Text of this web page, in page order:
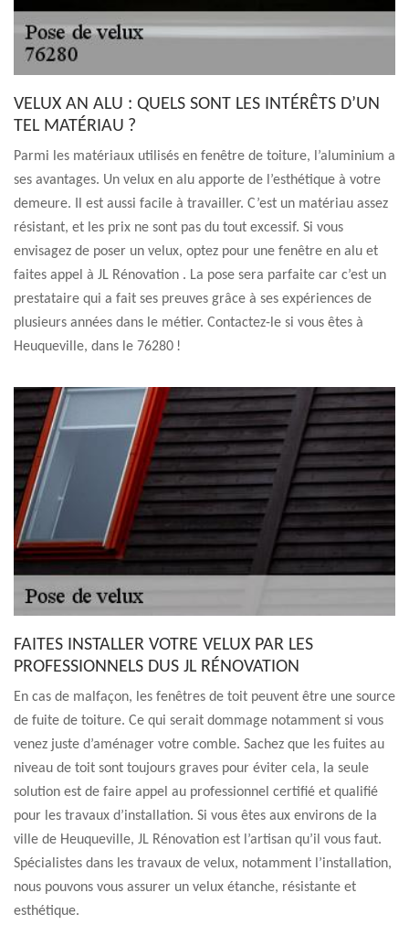
VELUX AN ALU : QUELS SONT LES INTÉRÊTS D’UN
TEL MATÉRIAU ?
Parmi les matériaux utilisés en fenêtre de toiture, l’aluminium a
ses avantages. Un velux en alu apporte de l’esthétique à votre
demeure. Il est aussi facile à travailler. C’est un matériau assez
résistant, et les prix ne sont pas du tout excessif. Si vous
envisagez de poser un velux, optez pour une fenêtre en alu et
faites appel à JL Rénovation . La pose sera parfaite car c’est un
prestataire qui a fait ses preuves grâce à ses expériences de
plusieurs années dans le métier. Contactez-le si vous êtes à
Heuqueville, dans le 76280 !
FAITES INSTALLER VOTRE VELUX PAR LES
PROFESSIONNELS DUS JL RÉNOVATION
En cas de malfaçon, les fenêtres de toit peuvent être une source
de fuite de toiture. Ce qui serait dommage notamment si vous
venez juste d’aménager votre comble. Sachez que les fuites au
niveau de toit sont toujours graves pour éviter cela, la seule
solution est de faire appel au professionnel certifié et qualifié
pour les travaux d’installation. Si vous êtes aux environs de la
ville de Heuqueville, JL Rénovation est l’artisan qu’il vous faut.
Spécialistes dans les travaux de velux, notamment l’installation,
nous pouvons vous assurer un velux étanche, résistante et
esthétique.